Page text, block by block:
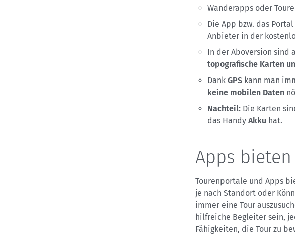
Wanderapps oder
Die App bzw. das Portal
Anbieter in der
In der Aboversion sind
topografische Karten
Dank GPS kann man
keine mobilen Daten
Nachteil: Die Karten
das Handy Akku hat.
Apps
Tourenportale und Apps
je nach Standort oder
immer eine Tour
hilfreiche Begleiter sein,
Fähigkeiten, die Tour zu